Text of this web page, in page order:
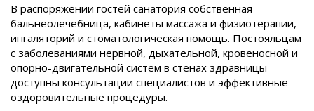
В распоряжении гостей санатория собственная
бальнеолечебница, кабинеты массажа и физиотерапии,
ингаляторий и стоматологическая помощь. Постояльцам
с заболеваниями нервной, дыхательной, кровеносной и
опорно-двигательной систем в стенах здравницы
доступны консультации специалистов и эффективные
оздоровительные процедуры.